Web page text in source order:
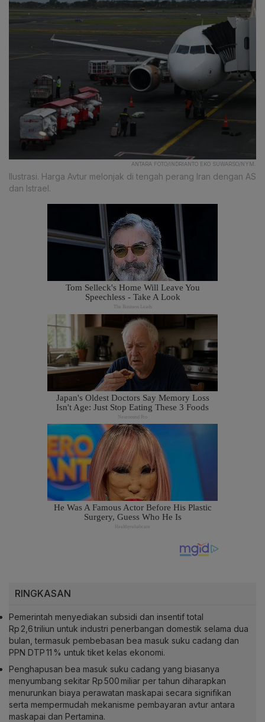
ANTARA FOTO/INDRIANTO EKO SUWARSO/NYM.
Ilustrasi. Harga Avtur melonjak di tengah perang Iran dengan AS
dan Istrael.
RINGKASAN
Pemerintah menyediakan subsidi dan insentif total
Rp 2,6 triliun untuk industri penerbangan domestik selama dua
bulan, termasuk pembebasan bea masuk suku cadang dan
PPN DTP 11 % untuk tiket kelas ekonomi.
Penghapusan bea masuk suku cadang yang biasanya
menyumbang sekitar Rp 500 miliar per tahun diharapkan
menurunkan biaya perawatan maskapai secara signifikan
serta mempermudah mekanisme pembayaran avtur antara
maskapai dan Pertamina.